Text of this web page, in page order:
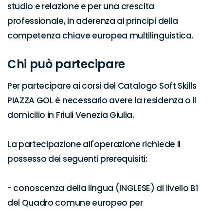
studio e relazione e per una crescita
professionale, in aderenza ai principi della
competenza chiave europea multilinguistica.
Chi può partecipare
Per partecipare ai corsi del Catalogo Soft Skills
PIAZZA GOL è necessario avere la residenza o il
domicilio in Friuli Venezia Giulia.
La partecipazione all'operazione richiede il
possesso dei seguenti prerequisiti:
- conoscenza della lingua (INGLESE) di livello B1
del Quadro comune europeo per